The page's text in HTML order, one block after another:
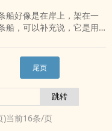
但是突然有一天，他们
事吓破了胆。为了恢复往
开始对自己说过的话和做
船好像是在岸上，架在一
船，可以补充说，它是用
剥落了几处，薄薄的木
了好几件往事：一件是我
买肉馅，店员把肉馅裹在
是我上大学时，在礼堂里
就是层压板的。看到这条
自庆幸道，幸亏我没有驾
太小了，在里面连身都转
要晕船（我既晕飞机，又
尾页
)当前16条/页